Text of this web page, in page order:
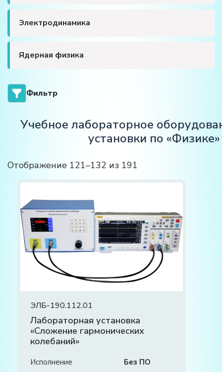
Электродинамика
Ядерная физика
Фильтр
Учебное лабораторное
установки по «Физике»
Отображение 121–132 из 191
ЭЛБ-190.112.01
Лабораторная установка
«Сложение гармонических
колебаний»
Исполнение Без ПО